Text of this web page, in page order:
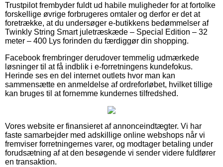
Trustpilot frembyder fuldt ud habile muligheder for at fortolke
forskellige øvrige forbrugeres omtaler og derfor er det at
foretrække, at du undersøger e-butikkens bedømmelser af
Twinkly String Smart juletræskæde – Special Edition – 32
meter – 400 Lys forinden du færdiggør din shopping.
Facebook frembringer derudover temmelig udmærkede
løsninger til at få indblik i e-forretningens kundefokus.
Herinde ses en del internet outlets hvor man kan
sammensætte en anmeldelse af ordreforløbet, hvilket tillige
kan bruges til at fornemme kundernes tilfredshed.
Vores website er finansieret af annonceindtægter. Vi har
faste samarbejder med adskillige online webshops når vi
fremviser forretningernes varer, og modtager betaling under
forudsætning af at den besøgende vi sender videre fuldfører
en transaktion.